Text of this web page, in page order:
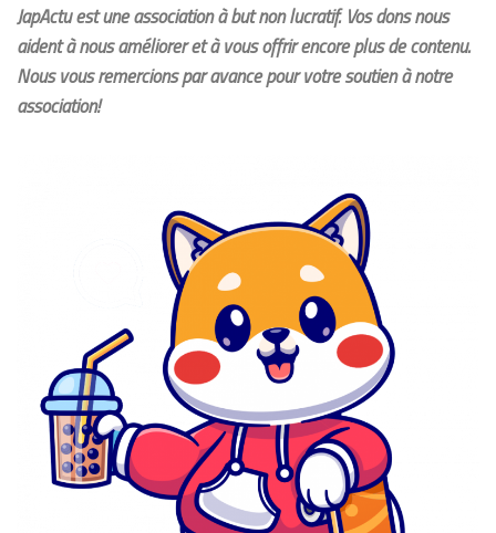
JapActu est une association à but non lucratif. Vos dons nous
aident à nous améliorer et à vous offrir encore plus de contenu.
Nous vous remercions par avance pour votre soutien à notre
association!